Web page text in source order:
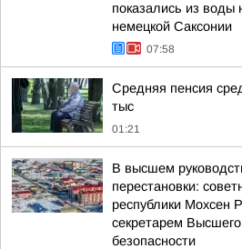
показались из воды
немецкой Саксонии
07:58
Средняя пенсия
тыс
01:21
В высшем
перестановки:
республики Мохсен
секретарем
безопасности